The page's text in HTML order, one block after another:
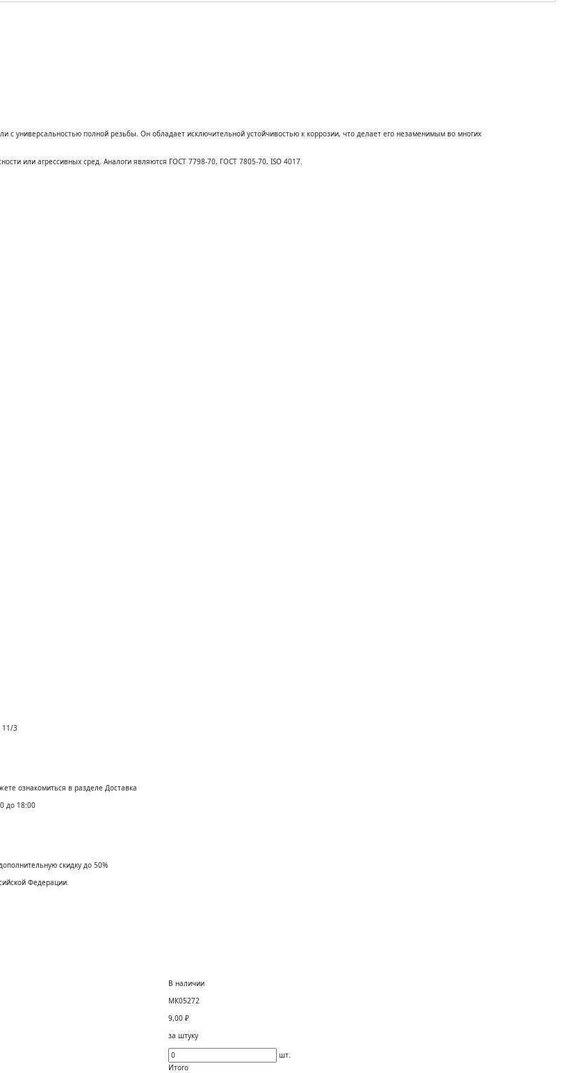
универсальностью полной резьбы. Он обладает исключительной устойчивостью к коррозии, что делает его незаменимым во многих
или агрессивных сред. Аналоги являются ГОСТ 7798-70, ГОСТ 7805-70, ISO 4017.
11/3
ознакомиться в разделе Доставка
до 18:00
скидку до 50%
Федерации.
В наличии
МК05272
9,00₽
за штуку
шт.
Итого